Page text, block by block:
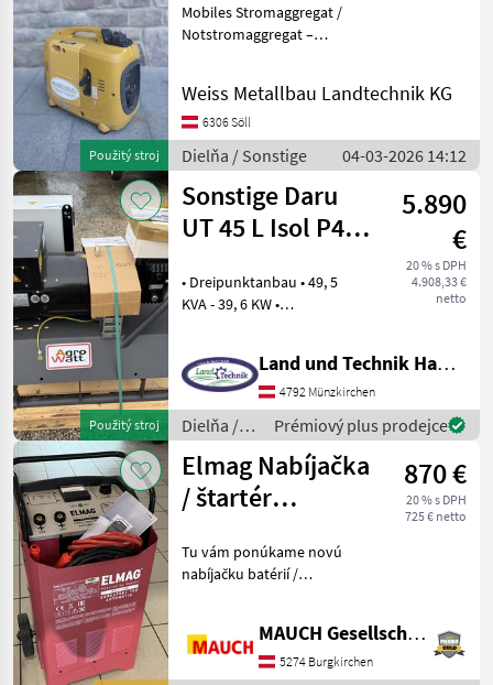
Použitý stroj
Mobiles Stromaggregat /
Notstromaggregat –
gebrauchtes, tragbares
Stromaggregat in
kompakter Bauweise. Ideal
fü
Weiss Metallbau Landtechnik KG
6306 Söll
Dielňa / Sonstige 04-03-2026 14:12
Použitý stroj
Sonstige Daru
UT 45 L Isol P44
5.890
€
20 % s DPH
4.908,33 €
netto
• Dreipunktanbau • 49, 5
KVA - 39, 6 KW •
Generator mit AVR •
elektronischer
Spannungsregler • Schaltka
Land und Technik HandelsgesmbH
4792 Münzkirchen
Dielňa /
Sonstige
Prémiový plus prodejce
Elmag Nabíjačka
/ štartér
870 €
20 % s DPH
725 € netto
Tu vám ponúkame novú
nabíjačku batérií /
Technické údaje: -
MAUCH Gesellschaft m.b.H. & Co.KG
5274 Burgkirchen